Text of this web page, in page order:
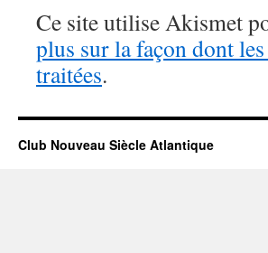
Ce site utilise Akismet
plus sur la façon dont
traitées.
Club Nouveau Siècle Atlantique